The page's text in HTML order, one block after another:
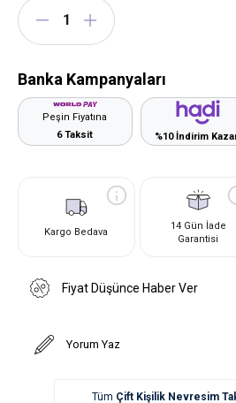
Banka Kampanyaları
Peşin Fiyatına
6 Taksit
%10 İndirim
Kargo Bedava
14 Gün İade
Garantisi
Fiyat Düşünce Haber Ver
Yorum Yaz
Tüm Çift Kişilik Nevresim